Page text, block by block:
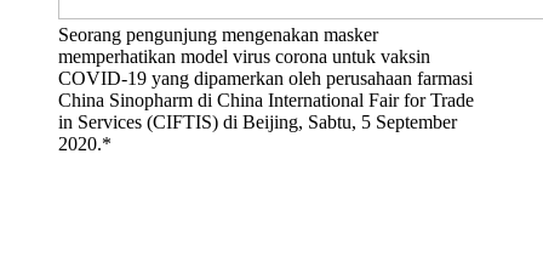
Seorang pengunjung mengenakan masker
memperhatikan model virus corona untuk vaksin
COVID-19 yang dipamerkan oleh perusahaan farmasi
China Sinopharm di China International Fair for Trade
in Services (CIFTIS) di Beijing, Sabtu, 5 September
2020.*